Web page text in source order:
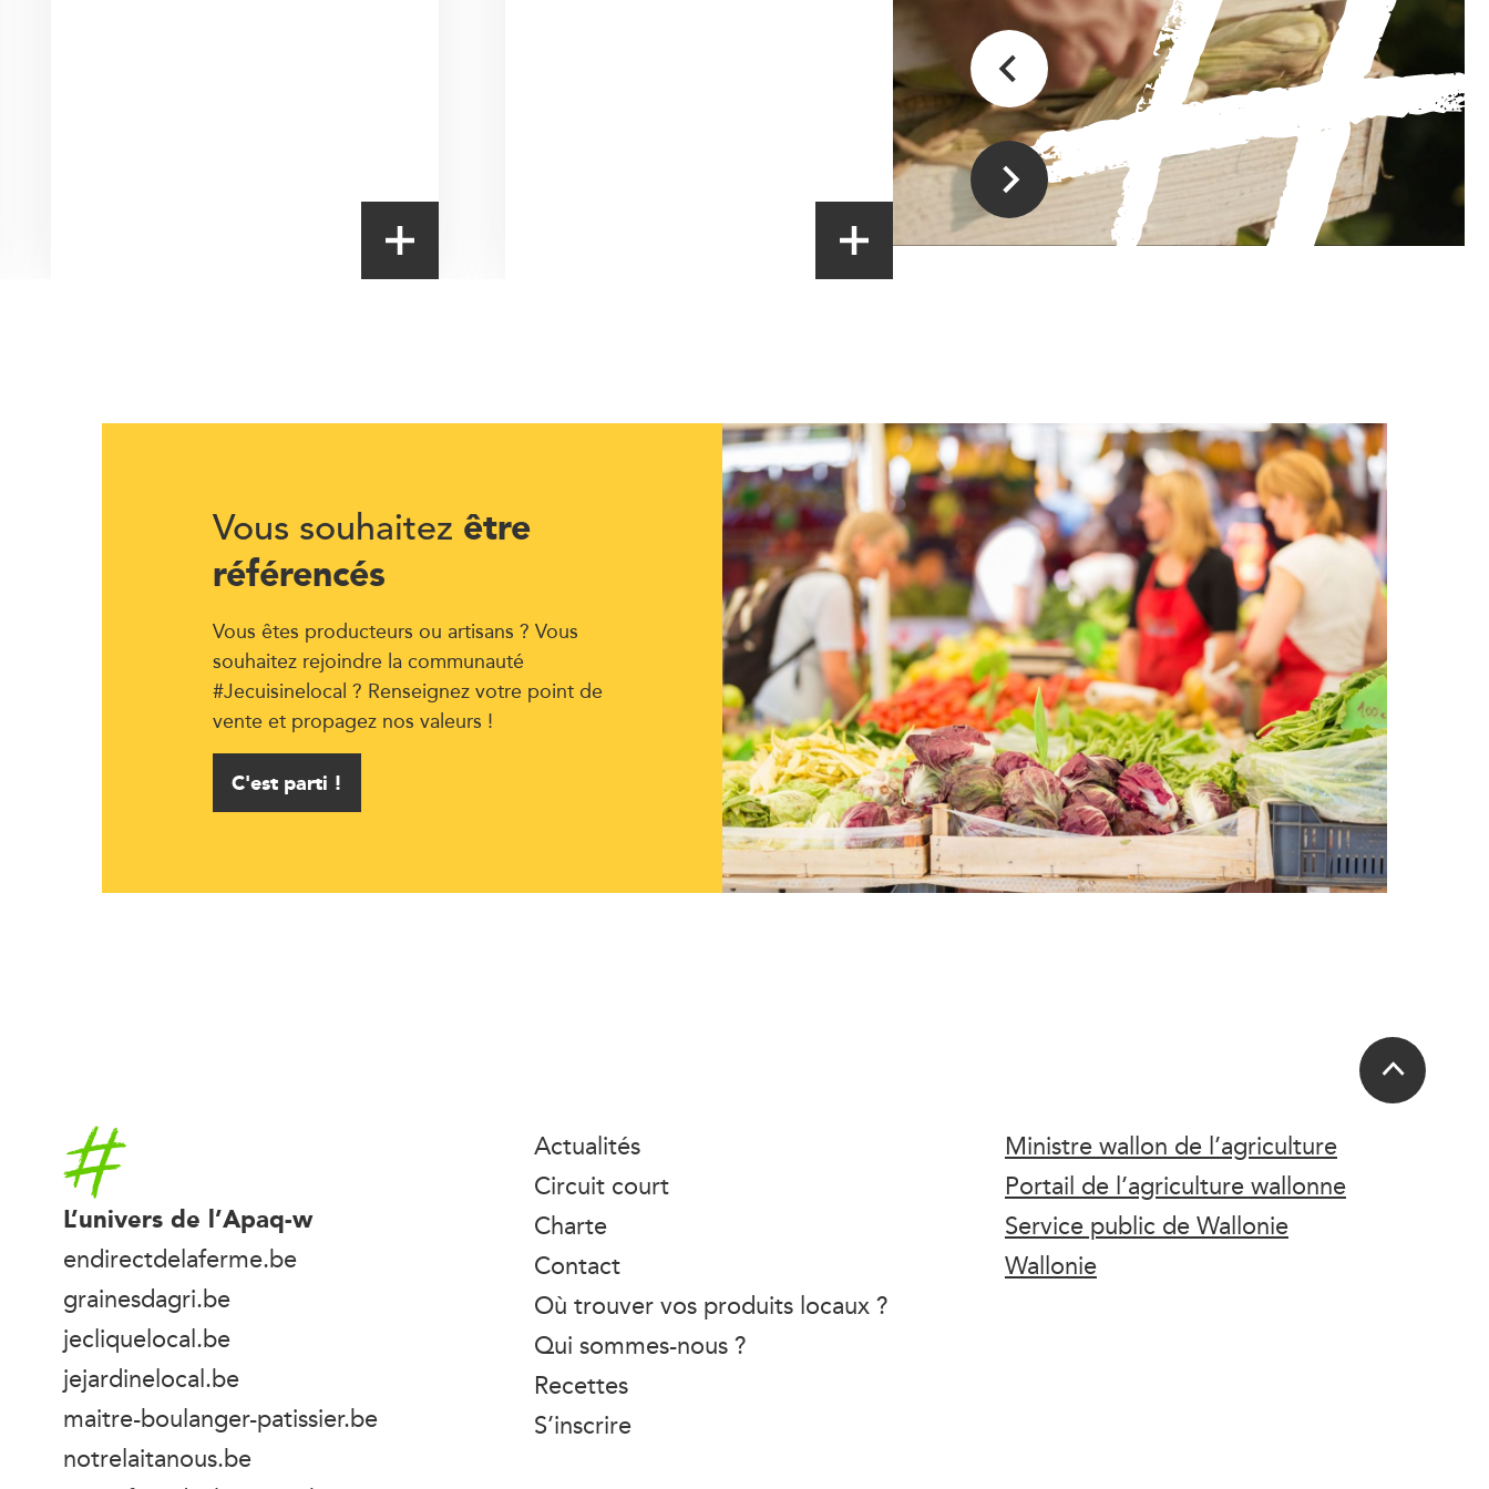
Vous souhaitez être
référencés
Vous êtes producteurs ou artisans ? Vous
souhaitez rejoindre la communauté
#Jecuisinelocal ? Renseignez votre point de
vente et propagez nos valeurs !
C'est parti !
Accueil
L’univers de l’Apaq-w
endirectdelaferme.be
grainesdagri.be
jecliquelocal.be
jejardinelocal.be
maitre-boulanger-patissier.be
notrelaitanous.be
Actualités
Circuit court
Charte
Contact
Où trouver vos produits locaux ?
Qui sommes-nous ?
Recettes
S’inscrire
Ministre wallon de l’agriculture
Portail de l’agriculture wallonne
Service public de Wallonie
Wallonie